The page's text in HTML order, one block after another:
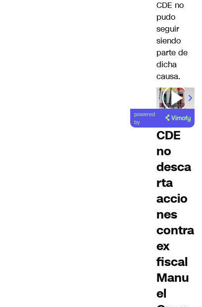
CDE no
pudo
seguir
siendo
parte de
dicha
causa.
powered
by
CDE
no
desca
rta
accio
nes
contra
ex
fiscal
Manu
el